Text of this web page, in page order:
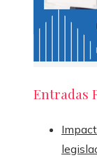
Entradas